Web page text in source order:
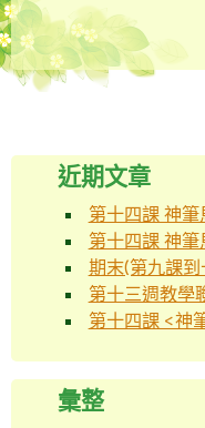
近期文章
第十四課 神筆
第十四課 神筆
期末(第九課
第十三週教學
第十四課 <神
彙整